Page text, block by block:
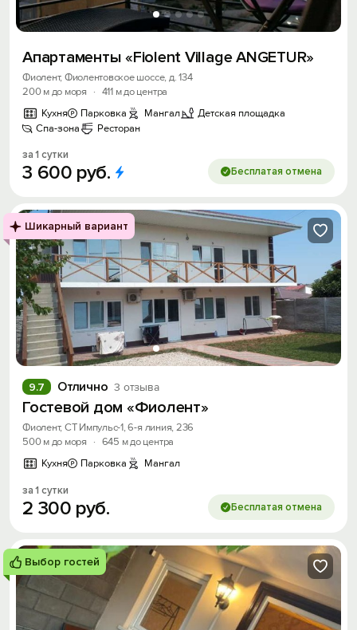
Апартаменты «Fiolent Village АNGETUR»
Фиолент, Фиолентовское шоссе, д. 134
200 м до моря
· 411 м до центра
Кухня
Парковка Мангал
Детская площадка
Спа-зона
Ресторан
за 1 сутки
3 600 руб. Бесплатая отмена
Шикарный вариант
Отлично 3 отзыва
9.7
Гостевой дом «Фиолент»
Фиолент, СТ Импульс-1, 6-я линия, 236
500 м до моря
· 645 м до центра
Кухня
Парковка Мангал
за 1 сутки
2 300 руб. Бесплатая отмена
Выбор гостей